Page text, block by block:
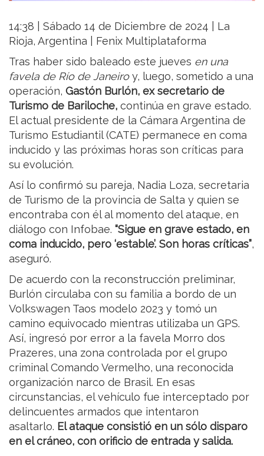
14:38 | Sábado 14 de Diciembre de 2024 | La
Rioja, Argentina | Fenix Multiplataforma
Tras haber sido baleado este jueves en una
favela de Río de Janeiroy, luego, sometido a una
operación, Gastón Burlón, ex secretario de
Turismo de Bariloche, continúa en grave estado.
El actual presidente de la Cámara Argentina de
Turismo Estudiantil (CATE) permanece en coma
inducido y las próximas horas son críticas para
su evolución.
Así lo confirmó su pareja, Nadia Loza, secretaria
de Turismo de la provincia de Salta y quien se
encontraba con él al momento del ataque, en
diálogo con Infobae. “Sigue en grave estado, en
coma inducido, pero ‘estable’. Son horas críticas”,
aseguró.
De acuerdo con la reconstrucción preliminar,
Burlón circulaba con su familia a bordo de un
Volkswagen Taos modelo 2023 y tomó un
camino equivocado mientras utilizaba un GPS.
Así, ingresó por error a la favela Morro dos
Prazeres, una zona controlada por el grupo
criminal Comando Vermelho, una reconocida
organización narco de Brasil. En esas
circunstancias, el vehículo fue interceptado por
delincuentes armados que intentaron
asaltarlo. El ataque consistió en un sólo disparo
en el cráneo, con orificio de entrada y salida.